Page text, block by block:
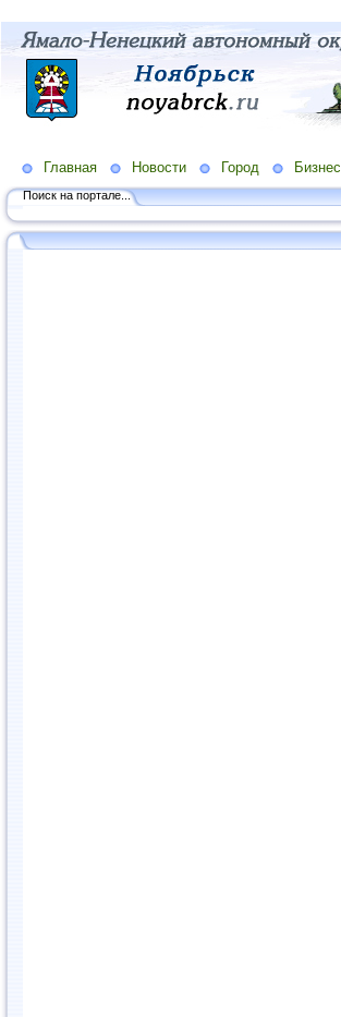
Главная Новости Город Бизнес
Поиск на портале...